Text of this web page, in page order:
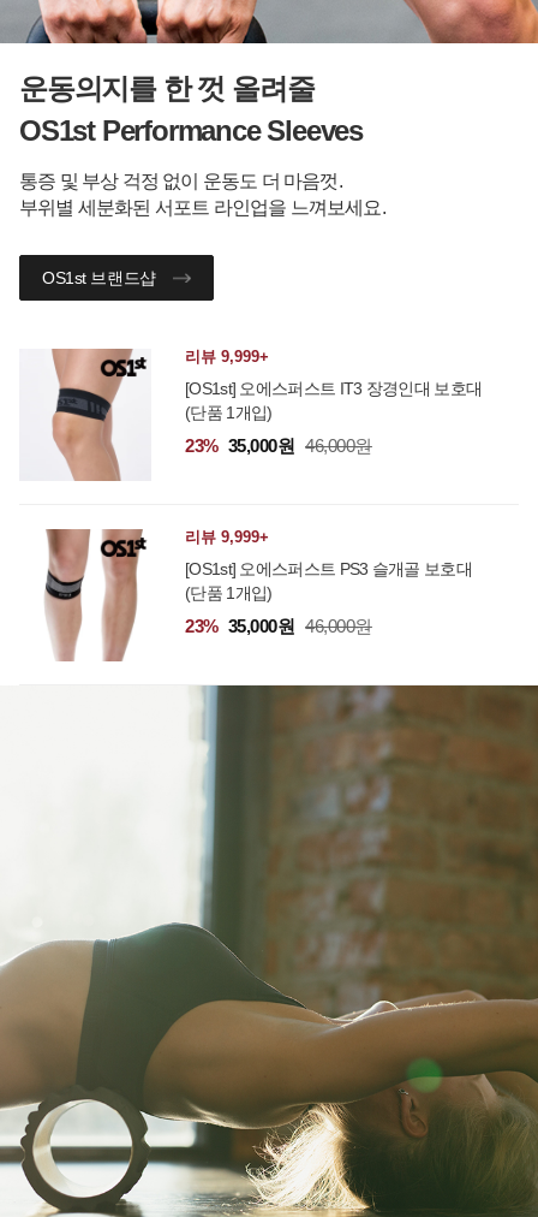
운동의지를 한 껏 올려줄
OS1st Performance Sleeves
통증 및 부상 걱정 없이 운동도 더 마음껏.
부위별 세분화된 서포트 라인업을 느껴보세요.
OS1st 브랜드샵
리뷰 9,999+
[OS1st] 오에스퍼스트 IT3 장경인대 보호대
(단품 1개입)
23% 35,000원 46,000원
리뷰 9,999+
[OS1st] 오에스퍼스트 PS3 슬개골 보호대
(단품 1개입)
23% 35,000원 46,000원